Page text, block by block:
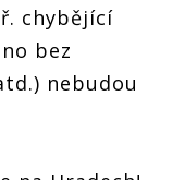
chybějící
bez
nebudou